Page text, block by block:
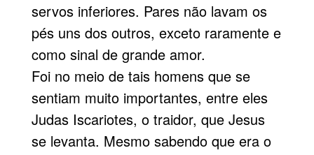
servos inferiores. Pares não lavam os
pés uns dos outros, exceto raramente e
como sinal de grande amor.
Foi no meio de tais homens que se
sentiam muito importantes, entre eles
Judas Iscariotes, o traidor, que Jesus
se levanta. Mesmo sabendo que era o